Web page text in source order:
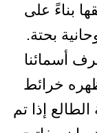
بناءً على
بحتة.
أسمائنا
خرائط
إذا تم